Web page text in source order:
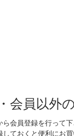
会員以外
会員登録を行って下
ておくと便利にお